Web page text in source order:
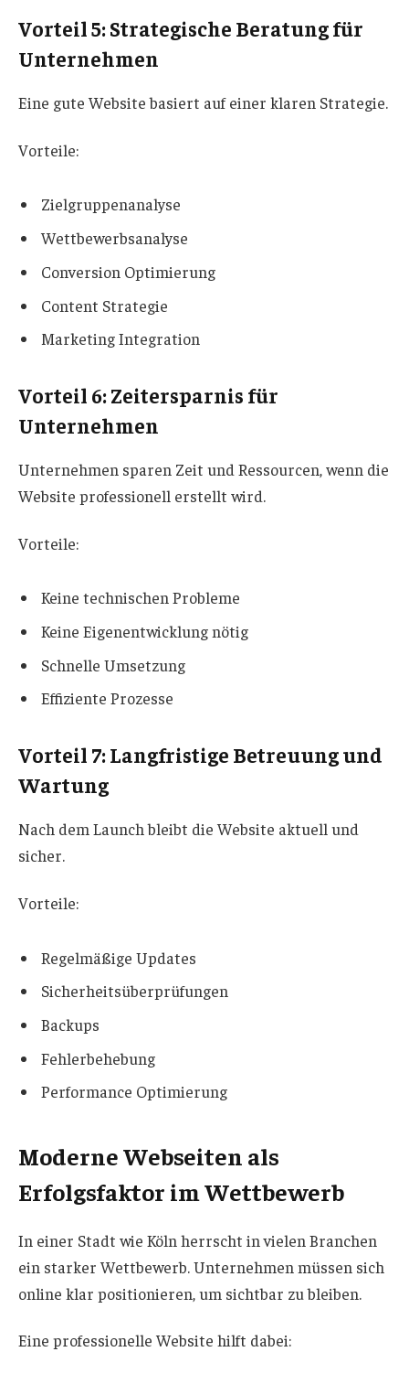
Vorteil 5: Strategische Beratung für
Unternehmen
Eine gute Website basiert auf einer klaren Strategie.
Vorteile:
Zielgruppenanalyse
Wettbewerbsanalyse
Conversion Optimierung
Content Strategie
Marketing Integration
Vorteil 6: Zeitersparnis für
Unternehmen
Unternehmen sparen Zeit und Ressourcen, wenn die
Website professionell erstellt wird.
Vorteile:
Keine technischen Probleme
Keine Eigenentwicklung nötig
Schnelle Umsetzung
Effiziente Prozesse
Vorteil 7: Langfristige Betreuung und
Wartung
Nach dem Launch bleibt die Website aktuell und
sicher.
Vorteile:
Regelmäßige Updates
Sicherheitsüberprüfungen
Backups
Fehlerbehebung
Performance Optimierung
Moderne Webseiten als
Erfolgsfaktor im Wettbewerb
In einer Stadt wie Köln herrscht in vielen Branchen
ein starker Wettbewerb. Unternehmen müssen sich
online klar positionieren, um sichtbar zu bleiben.
Eine professionelle Website hilft dabei: